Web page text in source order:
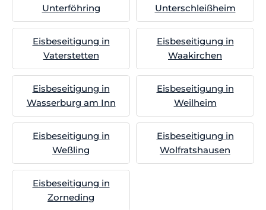
Unterföhring
Unterschleißheim
Eisbeseitigung in
Vaterstetten
Eisbeseitigung in
Waakirchen
Eisbeseitigung in
Wasserburg am Inn
Eisbeseitigung in
Weilheim
Eisbeseitigung in
Weßling
Eisbeseitigung in
Wolfratshausen
Eisbeseitigung in
Zorneding